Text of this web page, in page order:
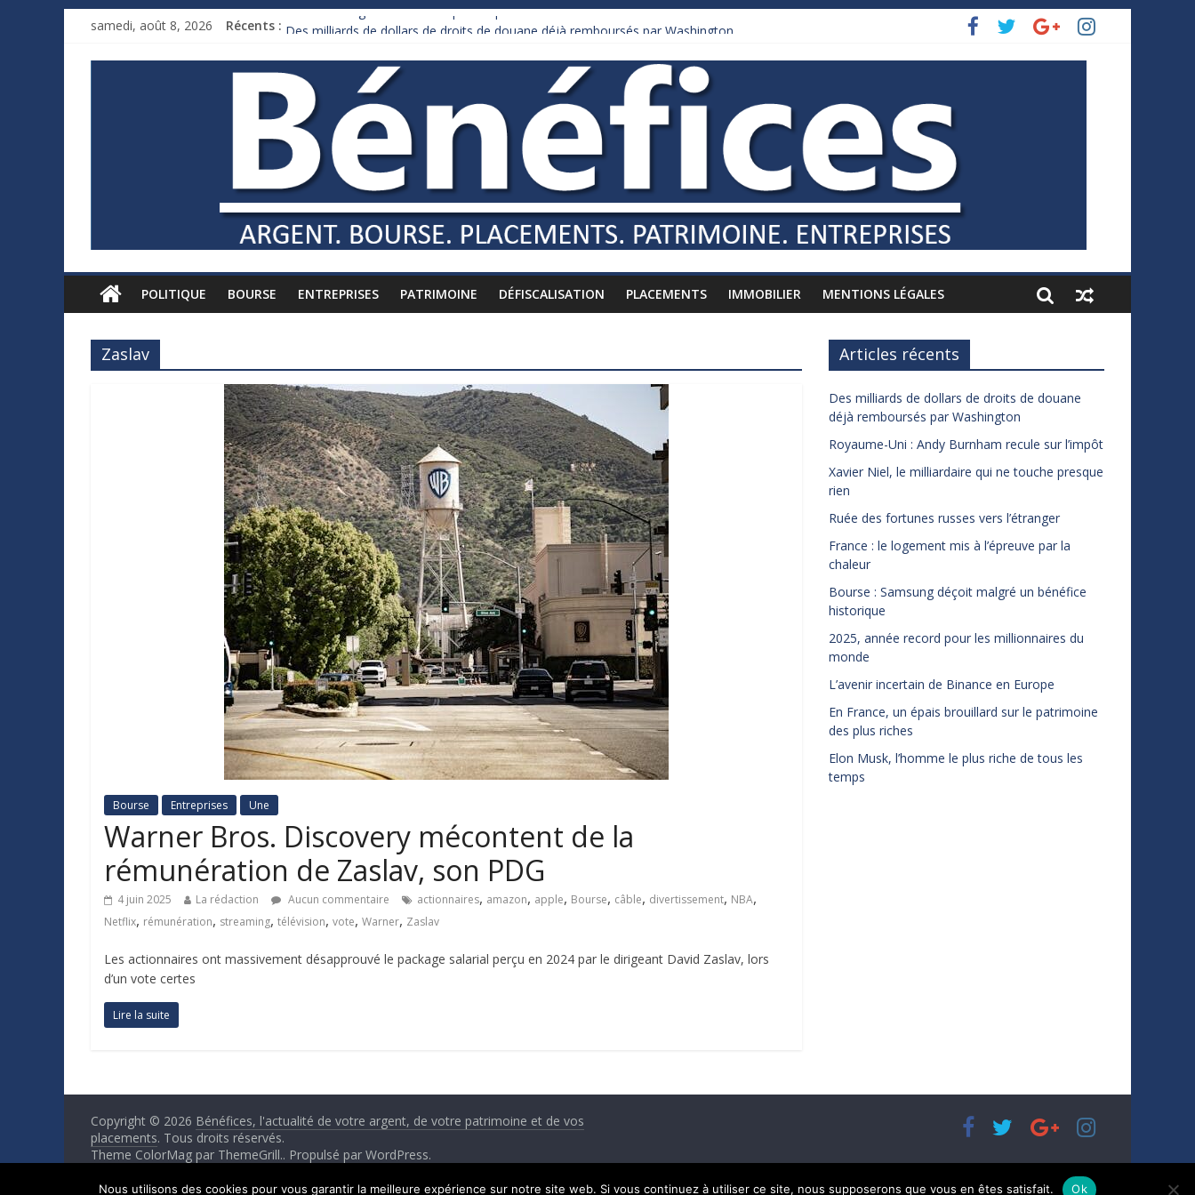
samedi, août 8, 2026 Récents :
France : le logement mis à l’épreuve par la chaleur
Des milliards de dollars de droits de douane déjà remboursés par Washington
Royaume-Uni : Andy Burnham recule sur l’impôt
Xavier Niel, le milliardaire qui ne touche presque rien
Ruée des fortunes russes vers l’étranger
POLITIQUE BOURSE ENTREPRISES PATRIMOINE DÉFISCALISATION PLACEMENTS IMMOBILIER MENTIONS LÉGALES
Zaslav
Bourse Entreprises Une
Warner Bros. Discovery mécontent de la
rémunération de Zaslav, son PDG
4 juin 2025 La rédaction Aucun commentaire actionnaires, amazon, apple, Bourse, câble, divertissement, NBA,
Netflix, rémunération, streaming, télévision, vote, Warner, Zaslav
Les actionnaires ont massivement désapprouvé le package salarial perçu en 2024 par le dirigeant David Zaslav, lors
d’un vote certes
Lire la suite
Articles récents
Des milliards de dollars de droits de douane
déjà remboursés par Washington
Royaume-Uni : Andy Burnham recule sur l’impôt
Xavier Niel, le milliardaire qui ne touche presque
rien
Ruée des fortunes russes vers l’étranger
France : le logement mis à l’épreuve par la
chaleur
Bourse : Samsung déçoit malgré un bénéfice
historique
2025, année record pour les millionnaires du
monde
L’avenir incertain de Binance en Europe
En France, un épais brouillard sur le patrimoine
des plus riches
Elon Musk, l’homme le plus riche de tous les
temps
Copyright © 2026 Bénéfices, l'actualité de votre argent, de votre patrimoine et de vos
placements. Tous droits réservés.
Theme ColorMag par ThemeGrill.. Propulsé par WordPress.
Nous utilisons des cookies pour vous garantir la meilleure expérience sur notre site web. Si vous continuez à utiliser ce site, nous supposerons que vous en êtes satisfait. Ok